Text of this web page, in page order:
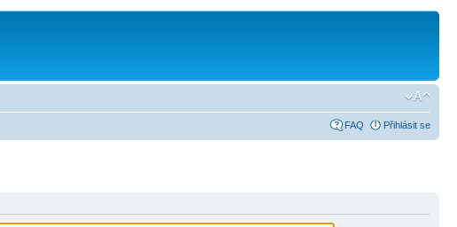
FAQ Přihlásit se